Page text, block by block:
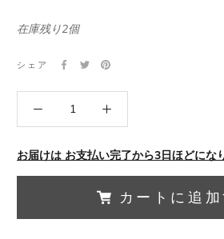
在庫残り2個
シェア
お届けは お支払い完了から3日ほどにな
カートに追加